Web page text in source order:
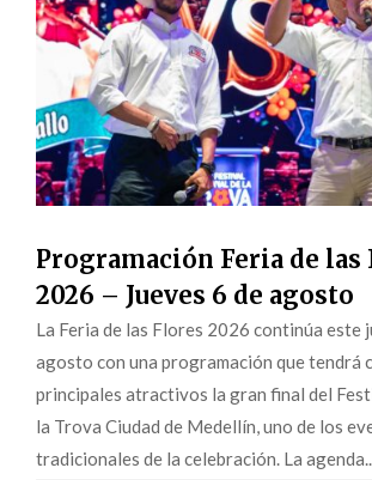
Programación Feria de las
2026 – Jueves 6 de agosto
La Feria de las Flores 2026 continúa este
agosto con una programación que tendrá
principales atractivos la gran final del
la Trova Ciudad de Medellín, uno de los
tradicionales de la celebración. La